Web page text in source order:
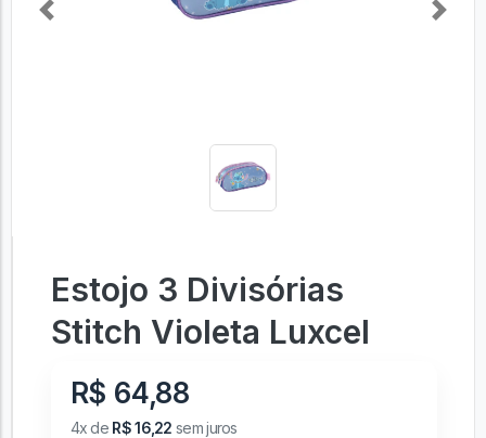
Previous Next
Estojo 3 Divisórias
Stitch Violeta Luxcel
R$ 64,88
4x de R$ 16,22 sem juros